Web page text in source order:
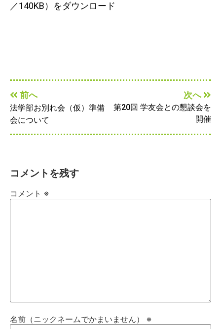
／140KB）をダウンロード
前へ
法学部お別れ会（仮）準備
会について
次へ
第20回 学友会との懇談会を
開催
コメントを残す
コメント ※
名前（ニックネームでかまいません） ※